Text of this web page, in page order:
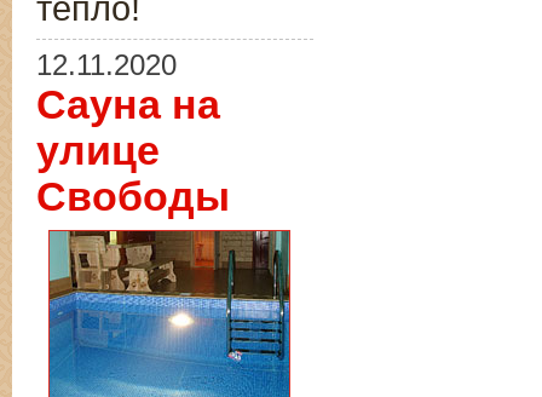
тепло!
12.11.2020
Сауна на
улице
Свободы